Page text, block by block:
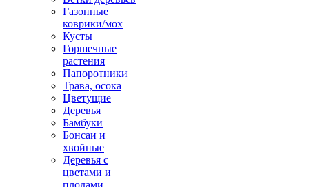
Газонные
коврики/мох
Кусты
Горшечные
растения
Папоротники
Трава, осока
Цветущие
Деревья
Бамбуки
Бонсаи и
хвойные
Деревья с
цветами и
плодами